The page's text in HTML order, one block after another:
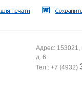
Адрес: 153021,
д. 6
Тел.: +7 (4932)